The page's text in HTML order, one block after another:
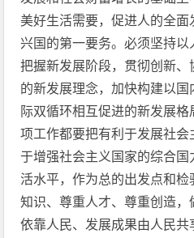
美好生活需要，促进人的全
兴国的第一要务。必须坚持以
把握新发展阶段，贯彻创新
的新发展理念，加快构建以国
际双循环相互促进的新发展
项工作都要把有利于发展社会
于增强社会主义国家的综合
活水平，作为总的出发点和
知识、尊重人才、尊重创造
依靠人民、发展成果由人民